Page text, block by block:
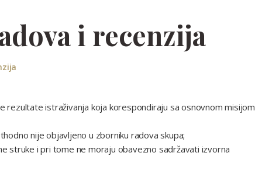
i recenzija
rezultate istraživanja koja korespondiraju sa osnovnom misijom
nije objavljeno u zborniku radova skupa;
struke i pri tome ne moraju obavezno sadržavati izvorna